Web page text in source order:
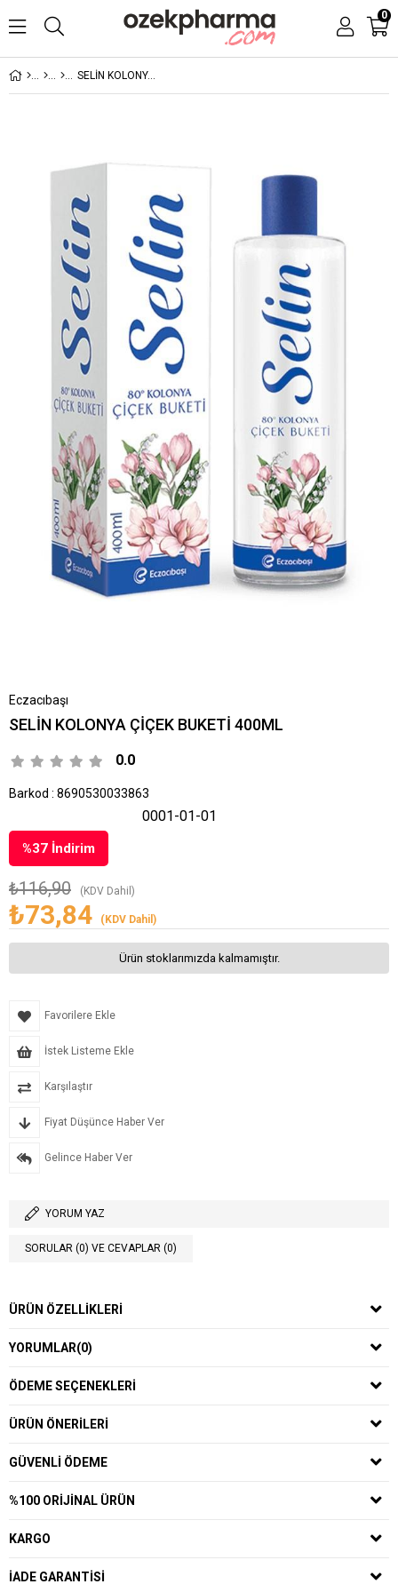
0
SELİN KOLONYA ÇİÇEK BUKETİ 400ML
Eczacıbaşı
SELİN KOLONYA ÇİÇEK BUKETİ 400ML
0.0
Barkod : 8690530033863
%37 İndirim
₺116,90 (KDV Dahil)
₺73,84 (KDV Dahil)
0001-01-01
Ürün stoklarımızda kalmamıştır.
Favorilere Ekle
İstek Listeme Ekle
Karşılaştır
Fiyat Düşünce Haber Ver
Gelince Haber Ver
YORUM YAZ
SORULAR (0) VE CEVAPLAR (0)
ÜRÜN ÖZELLIKLERI
YORUMLAR(0)
ÖDEME SEÇENEKLERI
ÜRÜN ÖNERILERI
GÜVENLI ÖDEME
%100 ORIJINAL ÜRÜN
KARGO
İADE GARANTISI